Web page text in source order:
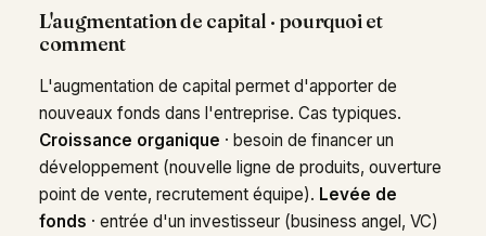
L'augmentation de capital · pourquoi et
comment
L'augmentation de capital permet d'apporter de
nouveaux fonds dans l'entreprise. Cas typiques.
Croissance organique · besoin de financer un
développement (nouvelle ligne de produits, ouverture
point de vente, recrutement équipe). Levée de
fonds · entrée d'un investisseur (business angel, VC)